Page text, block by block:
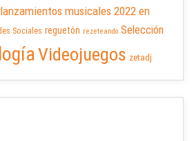
musicales 2022 en
Sociales reguetón rezeteando Selección
Videojuegos zetadj